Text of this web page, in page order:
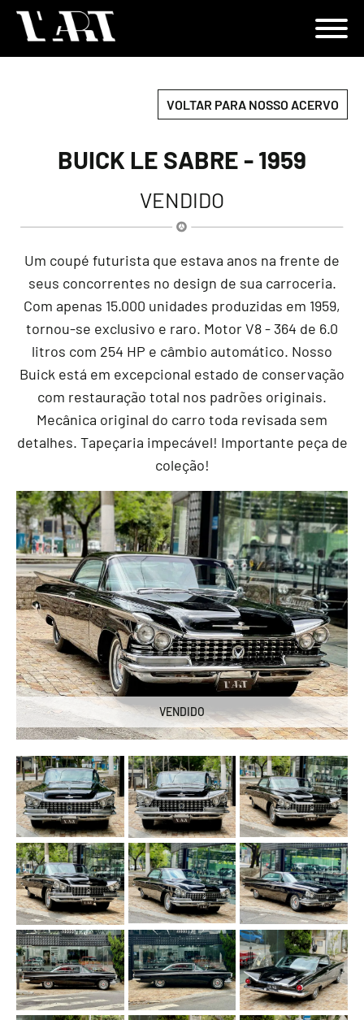
VOLTAR PARA NOSSO ACERVO
BUICK LE SABRE - 1959
VENDIDO
Um coupé futurista que estava anos na frente de
seus concorrentes no design de sua carroceria.
Com apenas 15.000 unidades produzidas em 1959,
tornou-se exclusivo e raro. Motor V8 - 364 de 6.0
litros com 254 HP e câmbio automático. Nosso
Buick está em excepcional estado de conservação
com restauração total nos padrões originais.
Mecânica original do carro toda revisada sem
detalhes. Tapeçaria impecável! Importante peça de
coleção!
VENDIDO